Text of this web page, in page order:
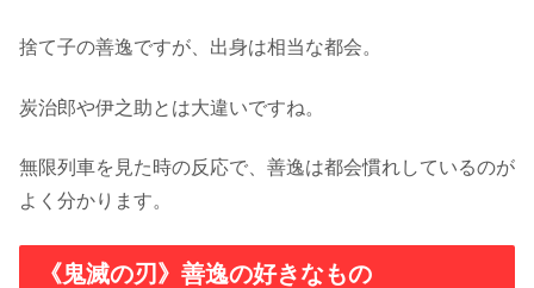
捨て子の善逸ですが、出身は相当な都会。
炭治郎や伊之助とは大違いですね。
無限列車を見た時の反応で、善逸は都会慣れしているのが
よく分かります。
《鬼滅の刃》善逸の好きなもの